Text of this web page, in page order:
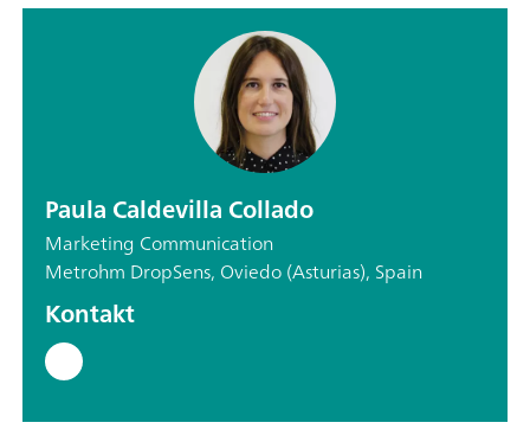
Paula Caldevilla Collado
Marketing Communication
Metrohm DropSens, Oviedo (Asturias), Spain
Kontakt